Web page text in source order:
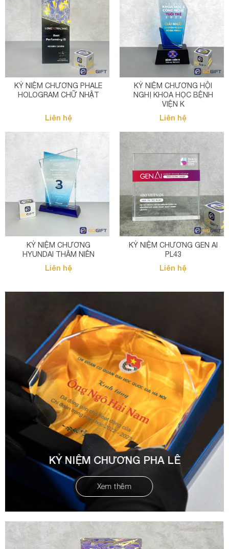
KỶ NIỆM CHƯƠNG PHALE
HOLOGRAM CHỮ NHẬT
Liên hệ
KỶ NIỆM CHƯƠNG HỘI
NGHỊ KHOA HỌC BỆNH
VIỆN K
Liên hệ
KỶ NIỆM CHƯƠNG
HYUNDAI THÂM NIÊN
Liên hệ
KỶ NIỆM CHƯƠNG GEN AI
PL43
Liên hệ
KỶ NIỆM CHƯƠNG PHA LÊ
Xem thêm